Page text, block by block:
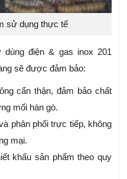
sử dụng thực tế
điện & gas inox 201
sẽ được đảm bảo:
cẩn thận, đảm bảo chất
mối hàn gò.
phân phối trực tiếp, không
mại.
khấu sản phẩm theo quy